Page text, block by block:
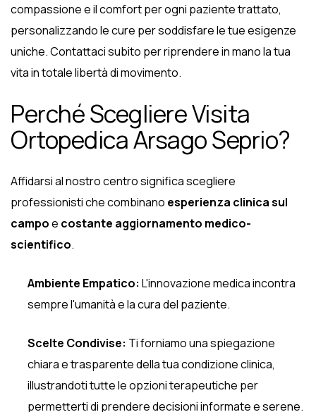
compassione e il comfort per ogni paziente trattato,
personalizzando le cure per soddisfare le tue esigenze
uniche. Contattaci subito per riprendere in mano la tua
vita in totale libertà di movimento.
Perché Scegliere Visita
Ortopedica Arsago Seprio?
Affidarsi al nostro centro significa scegliere
professionisti che combinano esperienza clinica sul
campoe costante aggiornamento medico-
scientifico.
Ambiente Empatico: L'innovazione medica incontra
sempre l'umanità e la cura del paziente.
Scelte Condivise: Ti forniamo una spiegazione
chiara e trasparente della tua condizione clinica,
illustrandoti tutte le opzioni terapeutiche per
permetterti di prendere decisioni informate e serene.